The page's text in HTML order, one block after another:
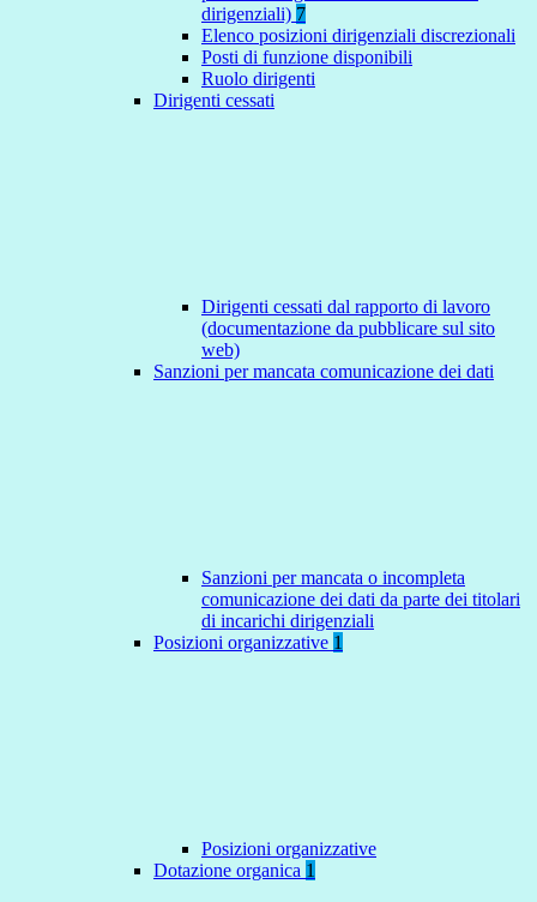
dirigenziali) 7
Elenco posizioni dirigenziali discrezionali
Posti di funzione disponibili
Ruolo dirigenti
Dirigenti cessati
Dirigenti cessati dal rapporto di lavoro
(documentazione da pubblicare sul sito
web)
Sanzioni per mancata comunicazione dei dati
Sanzioni per mancata o incompleta
comunicazione dei dati da parte dei titolari
di incarichi dirigenziali
Posizioni organizzative 1
Posizioni organizzative
Dotazione organica 1